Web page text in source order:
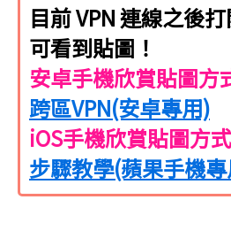
目前 VPN 連線之後
可看到貼圖！
安卓手機欣賞貼圖
跨區VPN(安卓專用)
iOS手機欣賞貼圖方
步驟教學(蘋果手機